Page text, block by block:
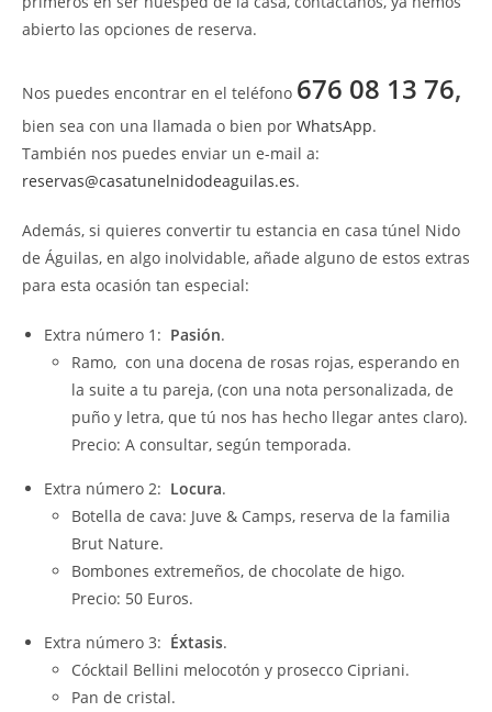
abierto las opciones de reserva.
Nos puedes encontrar en el teléfono 676 08 13 76,
bien sea con una llamada o bien por WhatsApp.
También nos puedes enviar un e-mail a:
reservas@casatunelnidodeaguilas.es.
Además, si quieres convertir tu estancia en casa túnel Nido
de Águilas, en algo inolvidable, añade alguno de estos extras
para esta ocasión tan especial:
Extra número 1: Pasión.
Ramo, con una docena de rosas rojas, esperando en
la suite a tu pareja, (con una nota personalizada, de
puño y letra, que tú nos has hecho llegar antes claro).
Precio: A consultar, según temporada.
Extra número 2: Locura.
Botella de cava: Juve & Camps, reserva de la familia
Brut Nature.
Bombones extremeños, de chocolate de higo.
Precio: 50 Euros.
Extra número 3: Éxtasis.
Cócktail Bellini melocotón y prosecco Cipriani.
Pan de cristal.